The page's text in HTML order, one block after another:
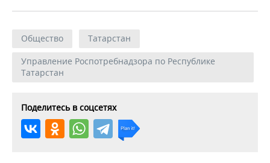
Общество
Татарстан
Управление Роспотребнадзора по Республике
Татарстан
Поделитесь в соцсетях